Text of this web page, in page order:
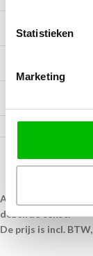
Statistieken
Marketing
1000 tot 2499
Alle medailles
dezelfde tekst.
De prijs is incl.